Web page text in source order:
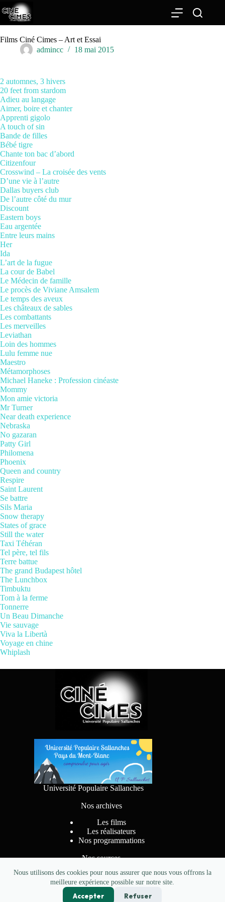
Passer
au
contenu
Nous utilisons des cookies pour nous assurer que nous vous offrons la
meilleure expérience possible sur notre site.
Accepter Refuser
Films Ciné Cimes – Art et Essai
admincc
18 mai 2015
2 automnes, 3 hivers
20 feet from stardom
Adieu au langage
Aimer, boire et chanter
Apprenti gigolo
A touch of sin
Bande de filles
Bébé tigre
Chante ton bac d’abord
Citizenfour
Crosswind – La croisée des vents
D’une vie à l’autre
Dallas buyers club
De l’autre côté du mur
Discount
Eastern boys
Eau argentée
Entre leurs mains
Her
Ida
L’art de la fugue
La cour de Babel
Le Médecin de famille
Le procès de Viviane Amsalem
Le temps des aveux
Les châteaux de sables
Les combattants
Les merveilles
Leviathan
Loin des hommes
Lulu femme nue
Maestro
Métamorphoses
Michael Haneke : Profession cinéaste
Mommy
Mon amie victoria
Mr Turner
Near death experience
Nebraska
No gazaran
Patty Girl
Philomena
Phoenix
Queen and country
Respire
Saint Laurent
Se battre
Sils Maria
Snow therapy
States of grace
Still the water
Taxi Téhéran
Tel père, tel fils
Terre battue
The grand Budapest hôtel
The Lunchbox
Timbuktu
Tom à la ferme
Tonnerre
Un Beau Dimanche
Vie sauvage
Viva la Libertà
Voyage en chine
Whiplash
Université Populaire Sallanches
Nos archives
Les films
Les réalisateurs
Nos programmations
Nos sources